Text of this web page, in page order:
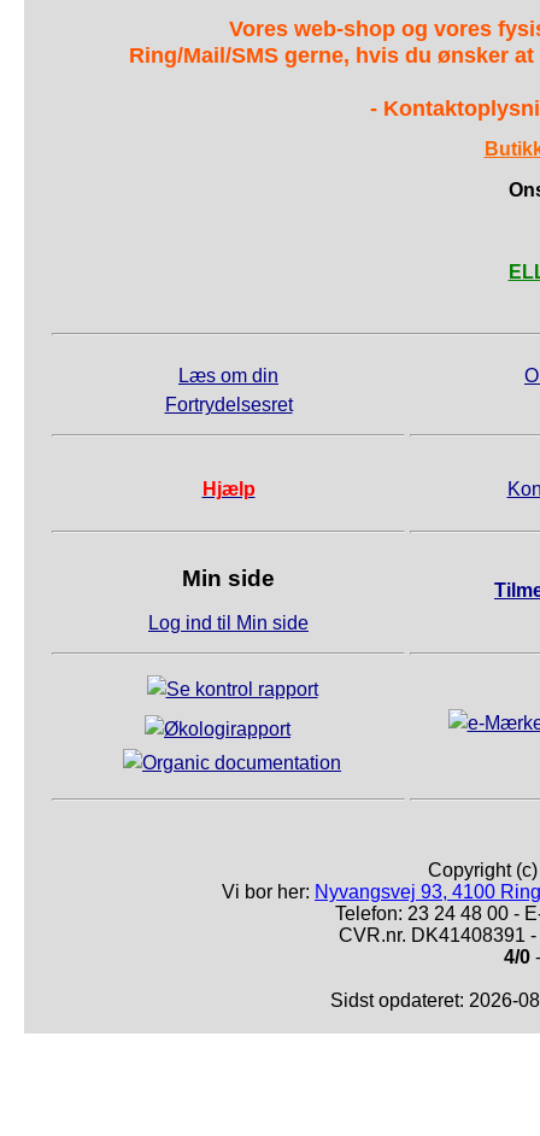
Vores web-shop og vores
Ring/Mail/SMS gerne, hvis du ønsker
-
Læs om din
Fortrydelsesret
Hjælp
Min side
Log ind til Min side
Copyright
Vi bor her: Nyvangsvej 93, 4100
Telefon: 23 24 48 00 -
CVR.nr. DK41408391
4/0
Sidst opdateret: 2026-